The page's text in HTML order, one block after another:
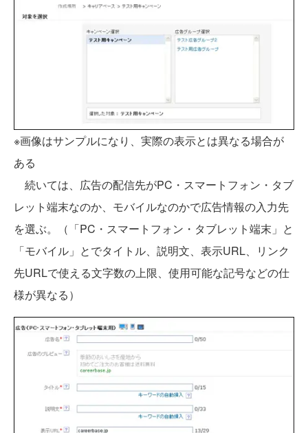
※画像はサンプルになり、実際の表示とは異なる場合が
ある
続いては、広告の配信先がPC・スマートフォン・タブ
レット端末なのか、モバイルなのかで広告情報の入力先
を選ぶ。（「PC・スマートフォン・タブレット端末」と
「モバイル」とでタイトル、説明文、表示URL、リンク
先URLで使える文字数の上限、使用可能な記号などの仕
様が異なる）